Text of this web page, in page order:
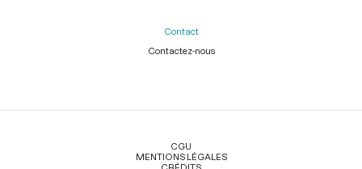
Contact
Contactez-nous
Légal
CGU
MENTIONS LÉGALES